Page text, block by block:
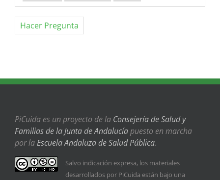
Hacer Pregunta
PiCuida es un proyecto de la Consejería de Salud y
Familias de la Junta de Andalucíapuesto en marcha
por laEscuela Andaluza de Salud Pública.
Salvo indicación expresa, los materiales
desarrollados por PiCuida están bajo una